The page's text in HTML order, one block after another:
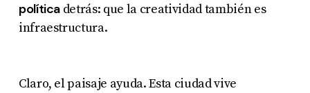
política detrás: que la creatividad también es
infraestructura.
Claro, el paisaje ayuda. Esta ciudad vive